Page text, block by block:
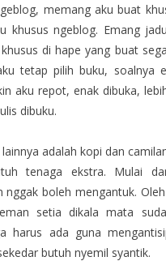
memang aku buat
khusus ngeblog. Emang
di hape yang buat
tetap pilih buku, soalnya
aku repot, enak dibuka,
dibuku.
adalah kopi dan
tenaga ekstra. Mulai
nggak boleh mengantuk.
setia dikala mata
harus ada guna
butuh nyemil syantik.